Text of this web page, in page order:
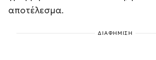
αποτέλεσμα.
ΔΙΑΦΗΜΙΣΗ